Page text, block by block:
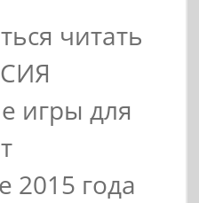
читать
игры для
2015 года